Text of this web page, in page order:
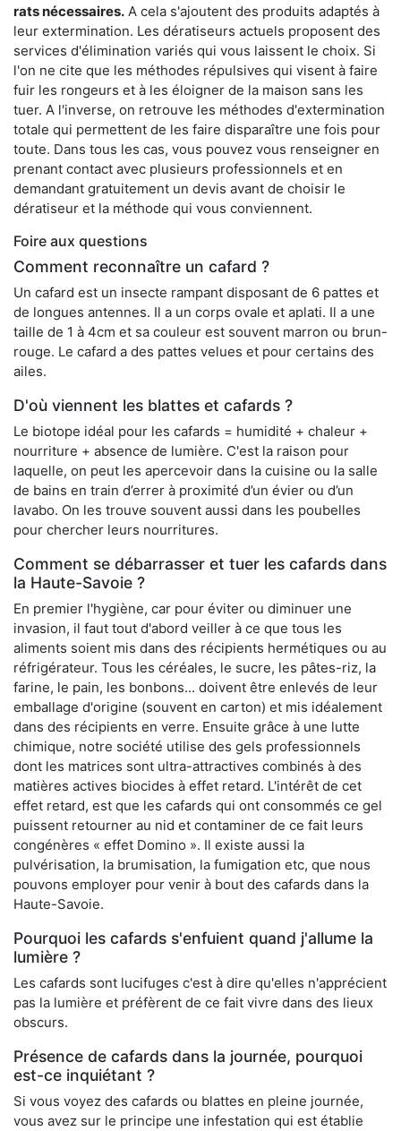
rats nécessaires. A cela s'ajoutent des produits adaptés à
leur extermination. Les dératiseurs actuels proposent des
services d'élimination variés qui vous laissent le choix. Si
l'on ne cite que les méthodes répulsives qui visent à faire
fuir les rongeurs et à les éloigner de la maison sans les
tuer. A l'inverse, on retrouve les méthodes d'extermination
totale qui permettent de les faire disparaître une fois pour
toute. Dans tous les cas, vous pouvez vous renseigner en
prenant contact avec plusieurs professionnels et en
demandant gratuitement un devis avant de choisir le
dératiseur et la méthode qui vous conviennent.
Foire aux questions
Comment reconnaître un cafard ?
Un cafard est un insecte rampant disposant de 6 pattes et
de longues antennes. Il a un corps ovale et aplati. Il a une
taille de 1 à 4cm et sa couleur est souvent marron ou brun-
rouge. Le cafard a des pattes velues et pour certains des
ailes.
D'où viennent les blattes et cafards ?
Le biotope idéal pour les cafards = humidité + chaleur +
nourriture + absence de lumière. C'est la raison pour
laquelle, on peut les apercevoir dans la cuisine ou la salle
de bains en train d’errer à proximité d’un évier ou d’un
lavabo. On les trouve souvent aussi dans les poubelles
pour chercher leurs nourritures.
Comment se débarrasser et tuer les cafards dans
la Haute-Savoie ?
En premier l'hygiène, car pour éviter ou diminuer une
invasion, il faut tout d'abord veiller à ce que tous les
aliments soient mis dans des récipients hermétiques ou au
réfrigérateur. Tous les céréales, le sucre, les pâtes-riz, la
farine, le pain, les bonbons... doivent être enlevés de leur
emballage d'origine (souvent en carton) et mis idéalement
dans des récipients en verre. Ensuite grâce à une lutte
chimique, notre société utilise des gels professionnels
dont les matrices sont ultra-attractives combinés à des
matières actives biocides à effet retard. L'intérêt de cet
effet retard, est que les cafards qui ont consommés ce gel
puissent retourner au nid et contaminer de ce fait leurs
congénères « effet Domino ». Il existe aussi la
pulvérisation, la brumisation, la fumigation etc, que nous
pouvons employer pour venir à bout des cafards dans la
Haute-Savoie.
Pourquoi les cafards s'enfuient quand j'allume la
lumière ?
Les cafards sont lucifuges c'est à dire qu'elles n'apprécient
pas la lumière et préfèrent de ce fait vivre dans des lieux
obscurs.
Présence de cafards dans la journée, pourquoi
est-ce inquiétant ?
Si vous voyez des cafards ou blattes en pleine journée,
vous avez sur le principe une infestation qui est établie